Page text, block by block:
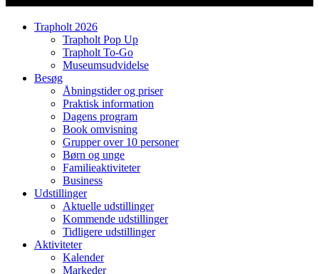
Trapholt 2026
Trapholt Pop Up
Trapholt To-Go
Museumsudvidelse
Besøg
Åbningstider og priser
Praktisk information
Dagens program
Book omvisning
Grupper over 10 personer
Børn og unge
Familieaktiviteter
Business
Udstillinger
Aktuelle udstillinger
Kommende udstillinger
Tidligere udstillinger
Aktiviteter
Kalender
Markeder